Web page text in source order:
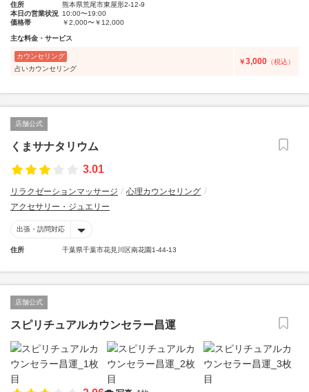
住所
熊本県荒尾市東屋形2-12-9
本日の営業状況 10:00〜19:00
価格帯
￥2,000〜￥12,000
主な料金・サービス
カウンセリング
占いカウンセリング
￥3,000 （税込）
店舗公式
くまサナタリウム
3.01
リラクゼーションマッサージ
心理カウンセリング
アクセサリー・ジュエリー
出張・訪問対応
住所 千葉県千葉市花見川区南花園1-44-13
店舗公式
スピリチュアルカウンセラー昌運